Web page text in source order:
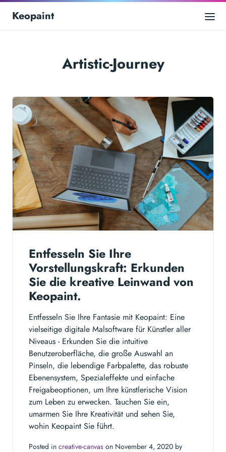
Keopaint
Artistic-Journey
Entfesseln Sie Ihre
Vorstellungskraft: Erkunden
Sie die kreative Leinwand von
Keopaint.
Entfesseln Sie Ihre Fantasie mit Keopaint: Eine
vielseitige digitale Malsoftware für Künstler aller
Niveaus - Erkunden Sie die intuitive
Benutzeroberfläche, die große Auswahl an
Pinseln, die lebendige Farbpalette, das robuste
Ebenensystem, Spezialeffekte und einfache
Freigabeoptionen, um Ihre künstlerische Vision
zum Leben zu erwecken. Tauchen Sie ein,
umarmen Sie Ihre Kreativität und sehen Sie,
wohin Keopaint Sie führt.
Posted in creative-canvas on November 4, 2020 by